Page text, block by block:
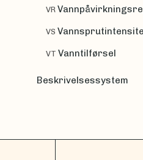
VR
VS
VT Vanntilførsel
Beskrivelsessystem